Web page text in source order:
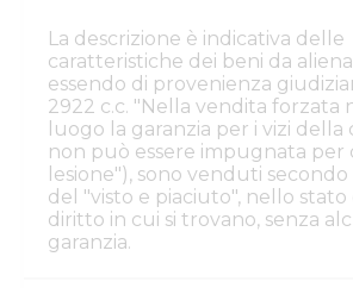
La descrizione è indicativa delle
caratteristiche dei beni da
essendo di provenienza
2922 c.c. "Nella vendita forzata
luogo la garanzia per i vizi della
non può essere impugnata per
lesione"), sono venduti
del "visto e piaciuto", nello
diritto in cui si trovano, senza
garanzia.